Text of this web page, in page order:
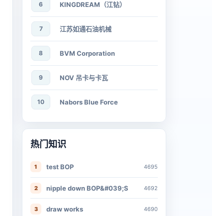
6 KINGDREAM（江钻）
7 江苏如通石油机械
8 BVM Corporation
9 NOV 吊卡与卡瓦
10 Nabors Blue Force
热门知识
1 test BOP 4695
2 nipple down BOP&#039;S 4692
3 draw works 4690